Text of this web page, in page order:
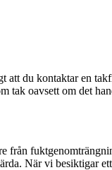
du kontaktar en
tak oavsett om det
från
När vi besiktigar